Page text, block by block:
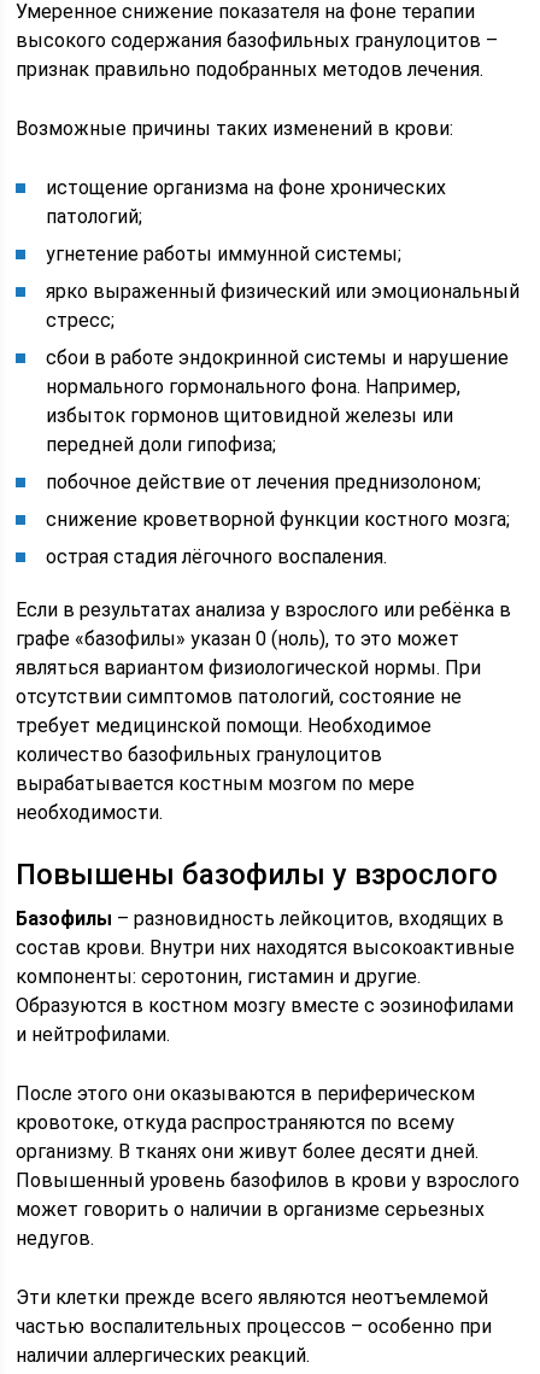
Умеренное снижение показателя на фоне терапии
высокого содержания базофильных гранулоцитов –
признак правильно подобранных методов лечения.
Возможные причины таких изменений в крови:
истощение организма на фоне хронических
патологий;
угнетение работы иммунной системы;
ярко выраженный физический или эмоциональный
стресс;
сбои в работе эндокринной системы и нарушение
нормального гормонального фона. Например,
избыток гормонов щитовидной железы или
передней доли гипофиза;
побочное действие от лечения преднизолоном;
снижение кроветворной функции костного мозга;
острая стадия лёгочного воспаления.
Если в результатах анализа у взрослого или ребёнка в
графе «базофилы» указан 0 (ноль), то это может
являться вариантом физиологической нормы. При
отсутствии симптомов патологий, состояние не
требует медицинской помощи. Необходимое
количество базофильных гранулоцитов
вырабатывается костным мозгом по мере
необходимости.
Повышены базофилы у взрослого
Базофилы – разновидность лейкоцитов, входящих в
состав крови. Внутри них находятся высокоактивные
компоненты: серотонин, гистамин и другие.
Образуются в костном мозгу вместе с эозинофилами
и нейтрофилами.
После этого они оказываются в периферическом
кровотоке, откуда распространяются по всему
организму. В тканях они живут более десяти дней.
Повышенный уровень базофилов в крови у взрослого
может говорить о наличии в организме серьезных
недугов.
Эти клетки прежде всего являются неотъемлемой
частью воспалительных процессов – особенно при
наличии аллергических реакций.